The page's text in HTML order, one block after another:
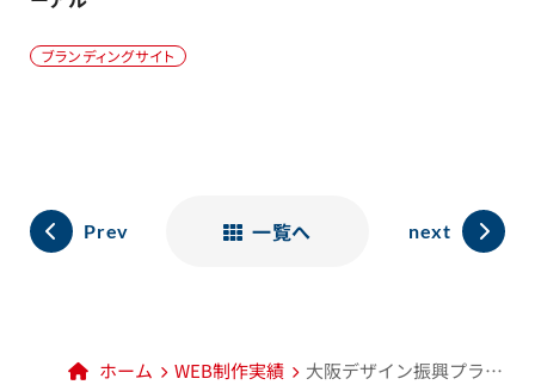
ブランディングサイト
Prev 一覧へ next
ホーム WEB制作実績 大阪デザイン振興プラザ様